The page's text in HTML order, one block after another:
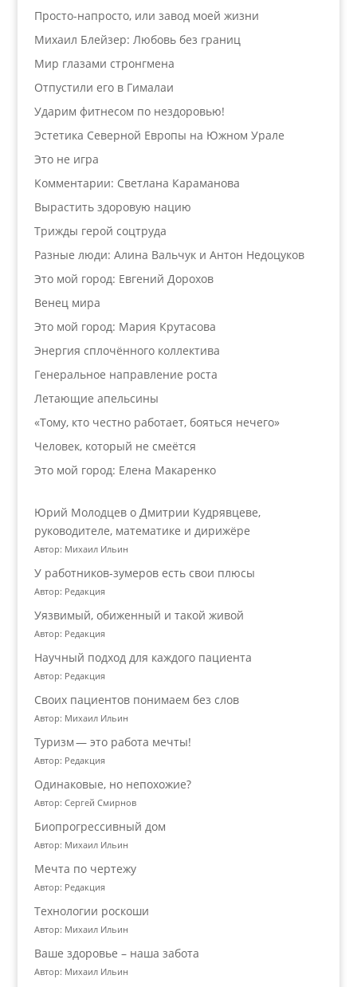
Просто-напросто, или завод моей жизни
Михаил Блейзер: Любовь без границ
Мир глазами стронгмена
Отпустили его в Гималаи
Ударим фитнесом по нездоровью!
Эстетика Северной Европы на Южном Урале
Это не игра
Комментарии: Светлана Караманова
Вырастить здоровую нацию
Трижды герой соцтруда
Разные люди: Алина Вальчук и Антон Недоцуков
Это мой город: Евгений Дорохов
Венец мира
Это мой город: Мария Крутасова
Энергия сплочённого коллектива
Генеральное направление роста
Летающие апельсины
«Тому, кто честно работает, бояться нечего»
Человек, который не смеётся
Это мой город: Елена Макаренко
Юрий Молодцев о Дмитрии Кудрявцеве,
руководителе, математике и дирижёре
Автор: Михаил Ильин
У работников‑зумеров есть свои плюсы
Автор: Редакция
Уязвимый, обиженный и такой живой
Автор: Редакция
Научный подход для каждого пациента
Автор: Редакция
Своих пациентов понимаем без слов
Автор: Михаил Ильин
Туризм — это работа мечты!
Автор: Редакция
Одинаковые, но непохожие?
Автор: Сергей Смирнов
Биопрогрессивный дом
Автор: Михаил Ильин
Мечта по чертежу
Автор: Редакция
Технологии роскоши
Автор: Михаил Ильин
Ваше здоровье – наша забота
Автор: Михаил Ильин